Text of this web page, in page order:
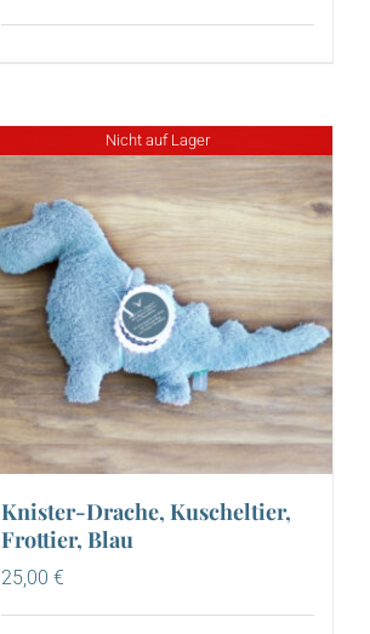
Nicht auf Lager
Knister-Drache, Kuscheltier,
Frottier, Blau
25,00€